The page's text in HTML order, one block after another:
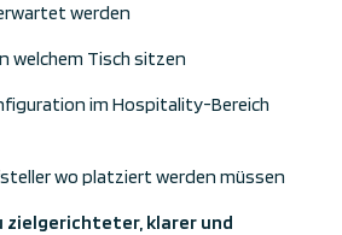
werden
welchem Tisch sitzen
im Hospitality-Bereich
wo platziert werden müssen
zielgerichteter, klarer und